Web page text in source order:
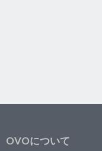
OVOについて